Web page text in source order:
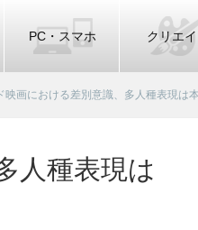
PC・スマホ クリエイ
映画における差別意識、多人種表現は
人種表現は